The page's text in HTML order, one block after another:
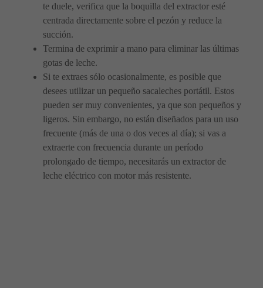
te duele, verifica que la boquilla del extractor esté
centrada directamente sobre el pezón y reduce la
succión.
Termina de exprimir a mano para eliminar las últimas
gotas de leche.
Si te extraes sólo ocasionalmente, es posible que
desees utilizar un pequeño sacaleches portátil. Estos
pueden ser muy convenientes, ya que son pequeños y
ligeros. Sin embargo, no están diseñados para un uso
frecuente (más de una o dos veces al día); si vas a
extraerte con frecuencia durante un período
prolongado de tiempo, necesitarás un extractor de
leche eléctrico con motor más resistente.